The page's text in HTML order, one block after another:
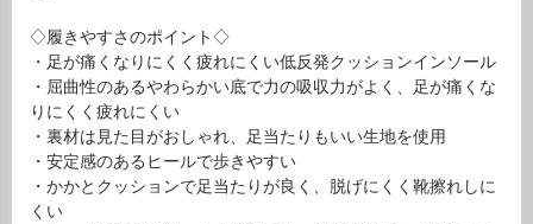
◇履きやすさのポイント◇
・足が痛くなりにくく疲れにくい低反発クッションインソール
・屈曲性のあるやわらかい底で力の吸収力がよく、足が痛くな
りにくく疲れにくい
・裏材は見た目がおしゃれ、足当たりもいい生地を使用
・安定感のあるヒールで歩きやすい
・かかとクッションで足当たりが良く、脱げにくく靴擦れしに
くい